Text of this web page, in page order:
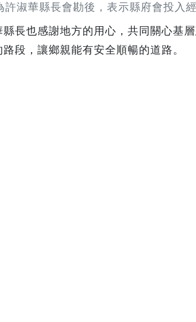
許淑華縣長會勘後，表示縣府會投入
縣長也感謝地方的用心，共同關心基
路段，讓鄉親能有安全順暢的道路。